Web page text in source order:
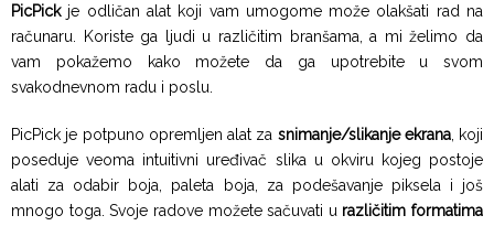
PicPickje odličan alat koji vam umogome može olakšati rad na
računaru. Koriste ga ljudi u različitim branšama, a mi želimo da
vam pokažemo kako možete da ga upotrebite u svom
svakodnevnom radu i poslu.
PicPick je potpuno opremljen alat za snimanje/slikanje ekrana, koji
poseduje veoma intuitivni uređivač slika u okviru kojeg postoje
alati za odabir boja, paleta boja, za podešavanje piksela i još
mnogo toga. Svoje radove možete sačuvati u različitim formatima